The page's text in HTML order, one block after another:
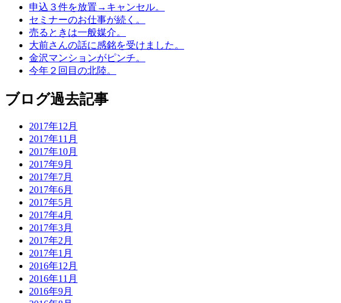
申込３件を放置→キャンセル。
セミナーのお仕事が続く。
売るときは一般媒介。
大前さんの話に感銘を受けました。
金沢マンションがピンチ。
今年２回目の北陸。
ブログ過去記事
2017年12月
2017年11月
2017年10月
2017年9月
2017年7月
2017年6月
2017年5月
2017年4月
2017年3月
2017年2月
2017年1月
2016年12月
2016年11月
2016年9月